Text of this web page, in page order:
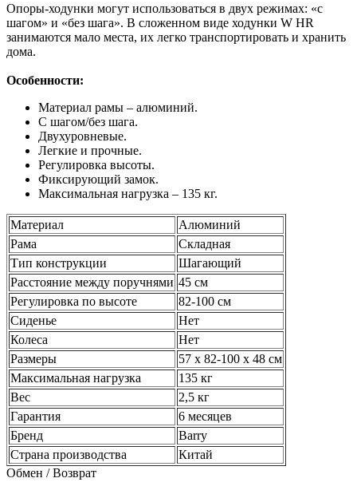
Опоры-ходунки могут использоваться в двух режимах: «с
шагом» и «без шага». В сложенном виде ходунки W HR
занимаются мало места, их легко транспортировать и хранить
дома.
Особенности:
Материал рамы – алюминий.
С шагом/без шага.
Двухуровневые.
Легкие и прочные.
Регулировка высоты.
Фиксирующий замок.
Максимальная нагрузка – 135 кг.
Материал
Алюминий
Рама
Складная
Тип конструкции
Шагающий
Расстояние между поручнями 45 см
Регулировка по высоте
82-100 см
Сиденье
Нет
Колеса
Нет
Размеры
57 х 82-100 х 48 см
Максимальная нагрузка
135 кг
Вес
2,5 кг
Гарантия
6 месяцев
Бренд
Barry
Страна производства
Китай
Обмен / Возврат